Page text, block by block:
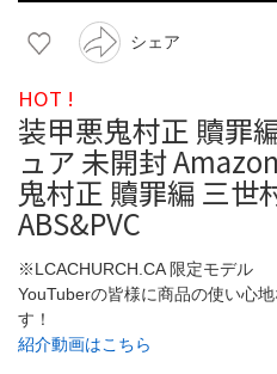
シェア
HOT !
装甲悪鬼村正 贖罪
ュア 未開封
鬼村正 贖罪編 三世
ABS&PVC
※LCACHURCH.CA 限定モデル
YouTuberの皆様に商品の使い心
す！
紹介動画はこちら